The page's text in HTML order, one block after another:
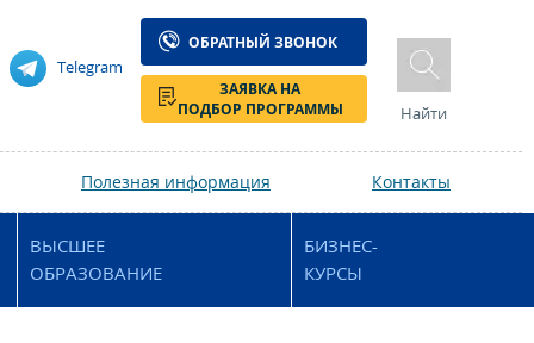
Telegram
ОБРАТНЫЙ ЗВОНОК
ЗАЯВКА НА
ПОДБОР ПРОГРАММЫ
Найти
Полезная информация Контакты
ВЫСШЕЕ
ОБРАЗОВАНИЕ
БИЗНЕС-
КУРСЫ